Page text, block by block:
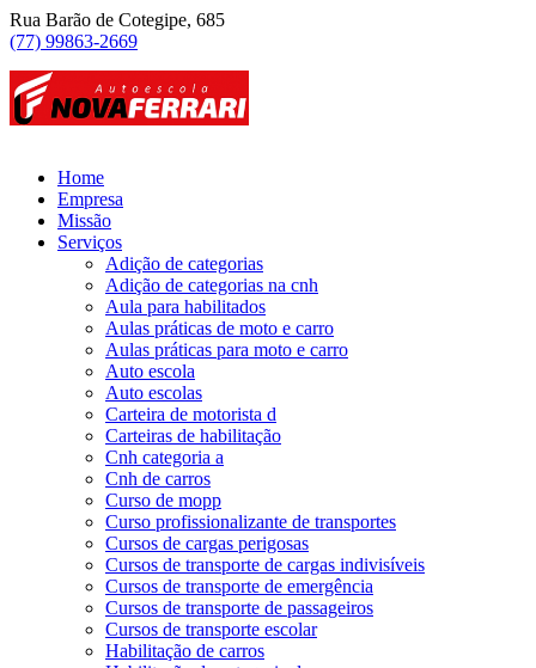
Rua Barão de Cotegipe, 685
(77) 99863-2669
Home
Empresa
Missão
Serviços
Adição de categorias
Adição de categorias na cnh
Aula para habilitados
Aulas práticas de moto e carro
Aulas práticas para moto e carro
Auto escola
Auto escolas
Carteira de motorista d
Carteiras de habilitação
Cnh categoria a
Cnh de carros
Curso de mopp
Curso profissionalizante de transportes
Cursos de cargas perigosas
Cursos de transporte de cargas indivisíveis
Cursos de transporte de emergência
Cursos de transporte de passageiros
Cursos de transporte escolar
Habilitação de carros